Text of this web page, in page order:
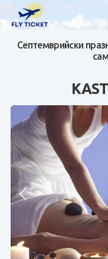
Почивки от
Почивки от
Самолетни
Визи
Контакти
За нас
Септемврийски